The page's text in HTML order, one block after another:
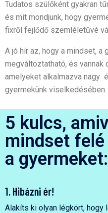
Tudatos szülőként gyakran
és mit mondjunk, hogy
fixről fejlődő szemléletűvé
A jó hír az, hogy a mindset, a
megváltoztatható, és
amelyeket alkalmazva nagy
gyermekünk viselkedésében.
5 kulcs,
mindset
a gyermeket:
1. Hibázni ér!
Alakíts ki olyan légkört, hogy